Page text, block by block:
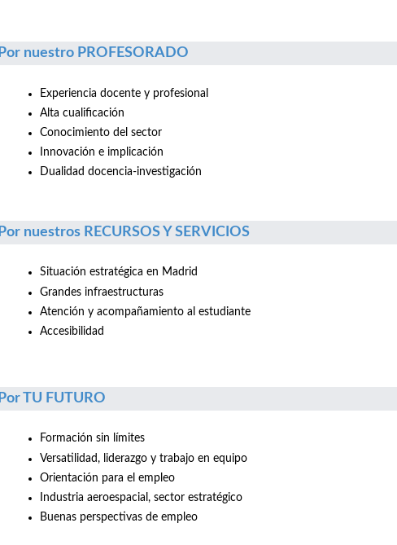
Por nuestro PROFESORADO
Experiencia docente y profesional
Alta cualificación
Conocimiento del sector
Innovación e implicación
Dualidad docencia-investigación
Por nuestros RECURSOS Y SERVICIOS
Situación estratégica en Madrid
Grandes infraestructuras
Atención y acompañamiento al estudiante
Accesibilidad
Por TU FUTURO
Formación sin límites
Versatilidad, liderazgo y trabajo en equipo
Orientación para el empleo
Industria aeroespacial, sector estratégico
Buenas perspectivas de empleo